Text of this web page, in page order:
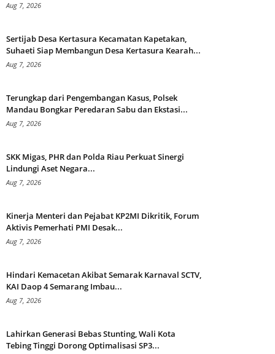
Aug 7, 2026
Sertijab Desa Kertasura Kecamatan Kapetakan,
Suhaeti Siap Membangun Desa Kertasura Kearah...
Aug 7, 2026
Terungkap dari Pengembangan Kasus, Polsek
Mandau Bongkar Peredaran Sabu dan Ekstasi...
Aug 7, 2026
SKK Migas, PHR dan Polda Riau Perkuat Sinergi
Lindungi Aset Negara...
Aug 7, 2026
Kinerja Menteri dan Pejabat KP2MI Dikritik, Forum
Aktivis Pemerhati PMI Desak...
Aug 7, 2026
Hindari Kemacetan Akibat Semarak Karnaval SCTV,
KAI Daop 4 Semarang Imbau...
Aug 7, 2026
Lahirkan Generasi Bebas Stunting, Wali Kota
Tebing Tinggi Dorong Optimalisasi SP3...